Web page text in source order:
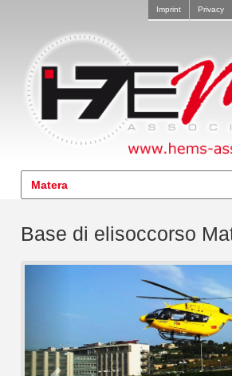
Imprint Privacy
Base di elisoccorso